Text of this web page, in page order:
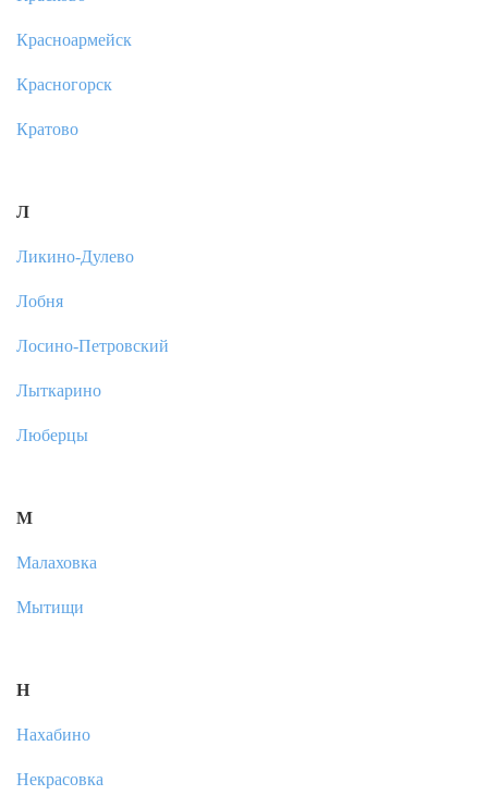
Красноармейск
Красногорск
Кратово
Л
Ликино-Дулево
Лобня
Лосино-Петровский
Лыткарино
Люберцы
М
Малаховка
Мытищи
Н
Нахабино
Некрасовка